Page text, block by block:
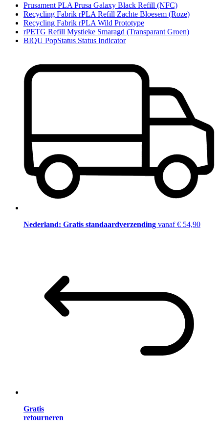
Prusament PLA Prusa Galaxy Black Refill (NFC)
Recycling Fabrik rPLA Refill Zachte Bloesem (Roze)
Recycling Fabrik rPLA Wild Prototype
rPETG Refill Mystieke Smaragd (Transparant Groen)
BIQU PopStatus Status Indicator
Nederland: Gratis standaardverzending vanaf € 54,90
Gratis
retourneren